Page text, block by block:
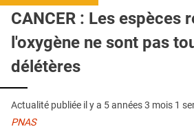
CRÉDITS
CANCER : Les espèces
l'oxygène ne sont pas
délétères
Actualité publiée il y a 5 années 3 mois 1
PNAS